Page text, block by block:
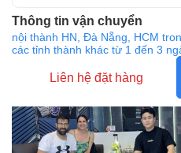
Thông tin vận chuyển
nội thành HN, Đà Nẵng, HCM
các tỉnh thành khác từ 1 đến 3
Liên hệ đặt hàng